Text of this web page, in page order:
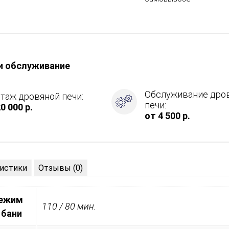
обслуживание
дровяной печи:
000 р.
Обслуживание
печи:
от 4 500 р.
Отзывы (0)
110 / 80 мин.